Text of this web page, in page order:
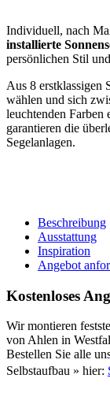
Individuell, nach
installierte
persönlichen Stil
Aus 8 erstklassigen
wählen und sich
leuchtenden Farben
garantieren die
Segelanlagen.
Beschreibung
Ausstattung
Inspiration
Angebot
Kostenloses
Wir montieren
von Ahlen in
Bestellen Sie alle
Selbstaufbau » hier: